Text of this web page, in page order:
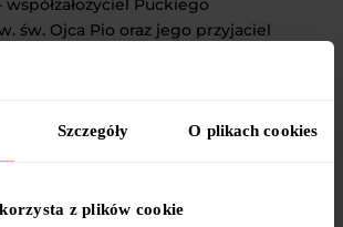
Szczegóły O plikach cookies
z plików cookie
współzałożyciel Puckiego
św. Ojca Pio oraz jego przyjaciel
lekarzy. Dzięki
w Areopagach, dziś inspirują oni
swoich miejscach pracy.